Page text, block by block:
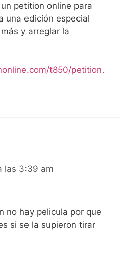
petition online para
una edición especial
y arreglar la
t850/petition.
las 3:39 am
no hay pelicula por que
si se la supieron tirar